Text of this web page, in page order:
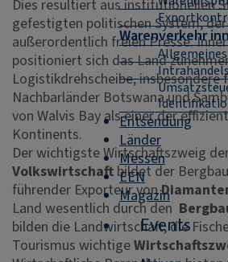
Warenverkehr
Allgemeines
Entsendung
Länder
Messen
EEN
Magazin
Events
Dies resultiert aus institutionellen
gefestigten politischen System,
außerordentlich freien Presse.
positioniert sich das Land
Logistikdrehscheibe, insbesondere
Nachbarländer Botswana und
von Walvis Bay als einer der
Kontinents.
Der wichtigste Wirtschaftszweig
Volkswirtschaft bildet der
führender Exporteur von
Land wesentlich durch den
bilden die Landwirtschaft, die
Tourismus wichtige